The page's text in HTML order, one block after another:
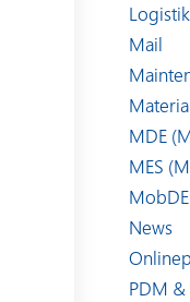
Mail
MDE
MES
News
PDM